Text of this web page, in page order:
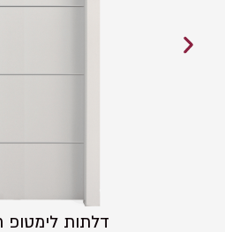
דלתות לימטופ